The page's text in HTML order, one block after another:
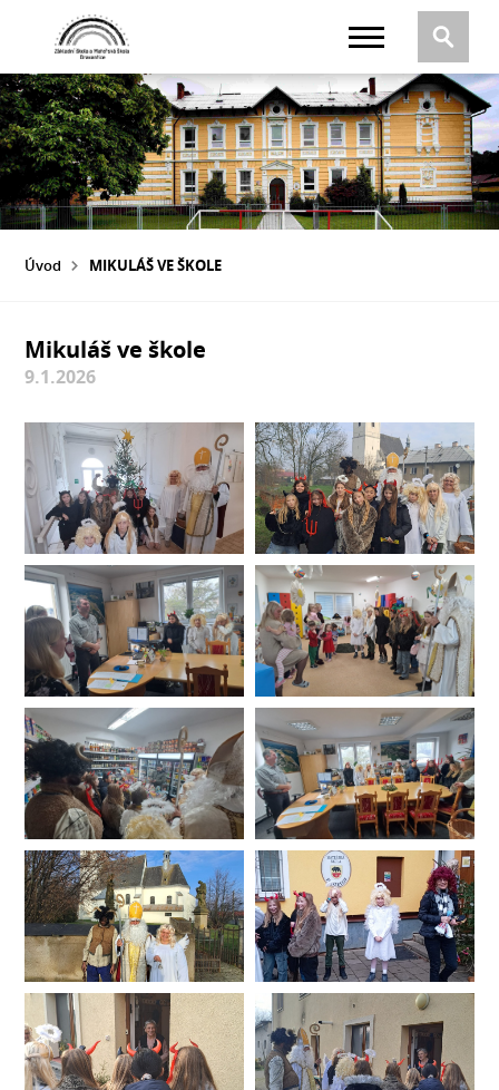
Úvod MIKULÁŠ VE ŠKOLE
Mikuláš ve škole
9.1.2026